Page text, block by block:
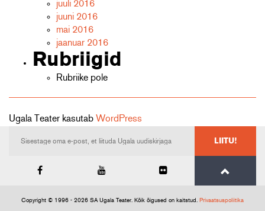
juuli 2016
juuni 2016
mai 2016
jaanuar 2016
Rubriigid
Rubriike pole
Ugala Teater kasutab WordPress
LIITU!
Copyright © 1996 - 2026 SA Ugala Teater. Kõik õigused on kaitstud. Privaatsuspoliitika